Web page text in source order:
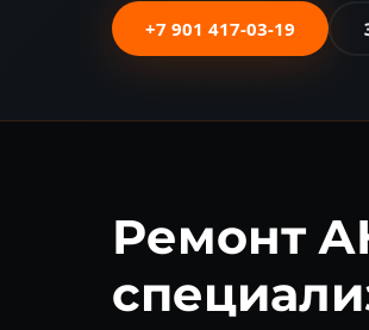
+7 901 417-03-19
Ремонт